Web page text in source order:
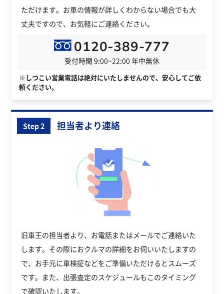
ただけます。お車の情報が詳しくわからない場合でも大
丈夫ですので、お気軽にご連絡ください。
0120-389-777
受付時間 9:00~22:00 年中無休
※しつこい営業電話は絶対にいたしませんので、安心してご依
頼ください。
Step 2 担当者より連絡
旧車王の担当者より、お電話またはメールでご連絡いた
します。その際におクルマの詳細をお伺いいたしますの
で、お手元に車検証などをご準備いただけるとスムーズ
です。また、出張査定のスケジュールもこのタイミング
で確認いたします。